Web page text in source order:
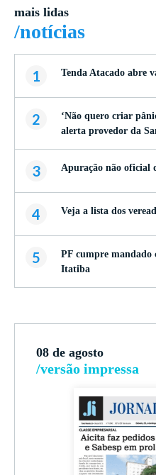
mais lidas
/notícias
1 Tenda Atacado abre
2
‘Não quero criar
alerta provedor da
3 Apuração não oficial
4 Veja a lista dos
5
PF cumpre mandado
Itatiba
08 de agosto
/versão impressa